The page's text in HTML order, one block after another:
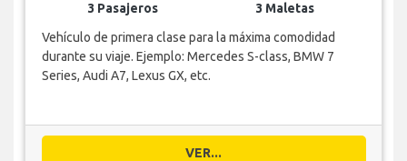
3 Pasajeros
3 Maletas
Vehículo de primera clase para la máxima comodidad
durante su viaje. Ejemplo: Mercedes S-class, BMW 7
Series, Audi A7, Lexus GX, etc.
VER...